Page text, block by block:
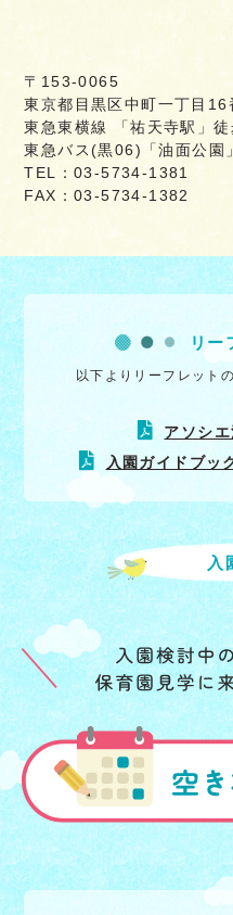
〒153-0065
東京都目黒区中町一丁目16
東急東横線 「祐天寺駅」
東急バス(黒06)「油面公園
TEL：03-5734-1381
FAX：03-5734-1382
リー
以下よりリーフレット
アソシ
入園ガイドブッ
入